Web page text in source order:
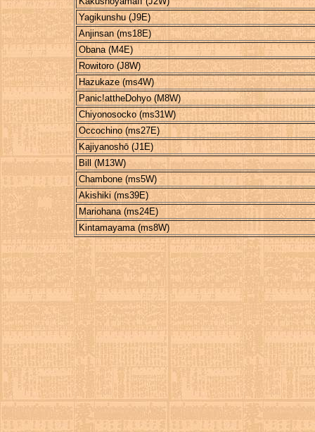
Yagikunshu (J9E)
Anjinsan (ms18E)
Obana (M4E)
Rowitoro (J8W)
Hazukaze (ms4W)
Panic!attheDohyo (M8W)
Chiyonosocko (ms31W)
Occochino (ms27E)
Kajiyanoshō (J1E)
Bill (M13W)
Chambone (ms5W)
Akishiki (ms39E)
Mariohana (ms24E)
Kintamayama (ms8W)